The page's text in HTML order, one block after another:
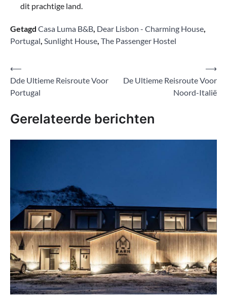
dit prachtige land.
Getagd Casa Luma B&B, Dear Lisbon - Charming House,
Portugal, Sunlight House, The Passenger Hostel
Bericht
navigatie
⟵
Dde Ultieme Reisroute Voor
Portugal
De Ultieme Reisroute Voor
Noord-Italië
⟶
Gerelateerde berichten